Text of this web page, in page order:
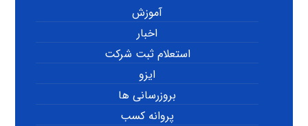
آموزش
اخبار
استعلام ثبت شرکت
ایزو
بروزرسانی ها
پروانه کسب